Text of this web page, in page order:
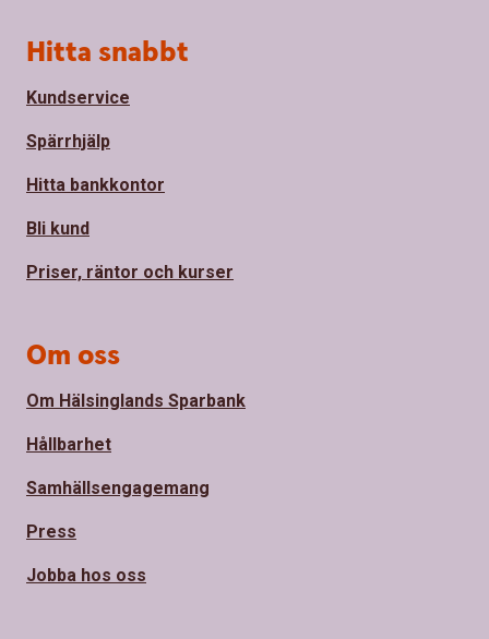
Sidfot
Hitta snabbt
Kundservice
Spärrhjälp
Hitta bankkontor
Bli kund
Priser, räntor och kurser
Om oss
Om Hälsinglands Sparbank
Hållbarhet
Samhällsengagemang
Press
Jobba hos oss